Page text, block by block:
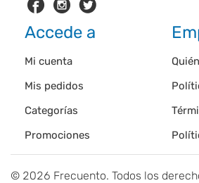
Accede a
Mi cuenta
Mis pedidos
Categorías
Promociones
© 2026 Frecuento. Todos los